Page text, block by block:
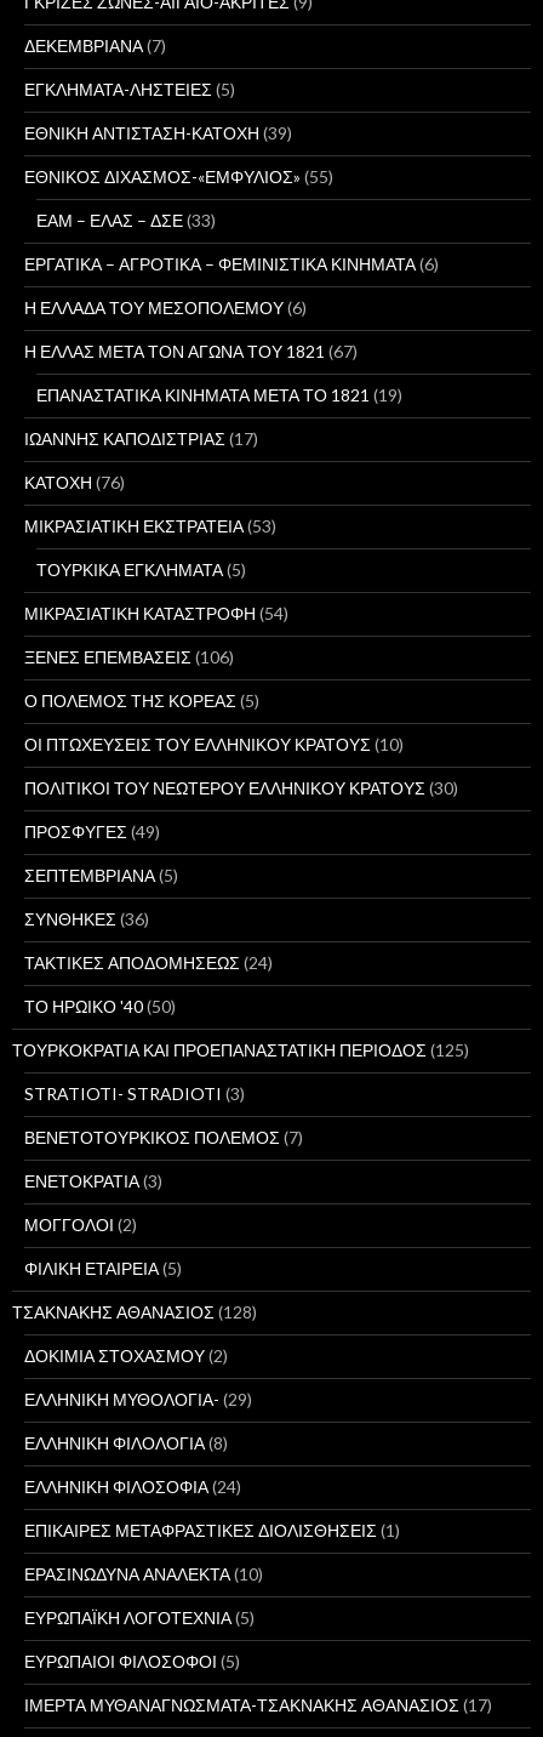
ΔΕΚΕΜΒΡΙΑΝΑ(7)
ΕΓΚΛΗΜΑΤΑ-ΛΗΣΤΕΙΕΣ (5)
ΕΘΝΙΚΗ ΑΝΤΙΣΤΑΣΗ-ΚΑΤΟΧΗ (39)
ΕΘΝΙΚΟΣ ΔΙΧΑΣΜΟΣ-«ΕΜΦΥΛΙΟΣ» (55)
ΕΑΜ – ΕΛΑΣ – ΔΣΕ(33)
ΕΡΓΑΤΙΚΑ – ΑΓΡΟΤΙΚΑ – ΦΕΜΙΝΙΣΤΙΚΑ ΚΙΝΗΜΑΤΑ(6)
Η ΕΛΛΑΔΑ ΤΟΥ ΜΕΣΟΠΟΛΕΜΟΥ(6)
Η ΕΛΛΑΣ ΜΕΤΑ ΤΟΝ ΑΓΩΝΑ ΤΟΥ 1821 (67)
ΕΠΑΝΑΣΤΑΤΙΚΑ ΚΙΝΗΜΑΤΑ ΜΕΤΑ ΤΟ 1821 (19)
ΙΩΑΝΝΗΣ ΚΑΠΟΔΙΣΤΡΙΑΣ (17)
ΚΑΤΟΧΗ (76)
ΜΙΚΡΑΣΙΑΤΙΚΗ ΕΚΣΤΡΑΤΕΙΑ(53)
ΤΟΥΡΚΙΚΑ ΕΓΚΛΗΜΑΤΑ(5)
ΜΙΚΡΑΣΙΑΤΙΚΗ ΚΑΤΑΣΤΡΟΦΗ (54)
ΞΕΝΕΣ ΕΠΕΜΒΑΣΕΙΣ (106)
Ο ΠΟΛΕΜΟΣ ΤΗΣ ΚΟΡΕΑΣ (5)
ΟΙ ΠΤΩΧΕΥΣΕΙΣ ΤΟΥ ΕΛΛΗΝΙΚΟΥ ΚΡΑΤΟΥΣ (10)
ΠΟΛΙΤΙΚΟΙ ΤΟΥ ΝΕΩΤΕΡΟΥ ΕΛΛΗΝΙΚΟΥ ΚΡΑΤΟΥΣ (30)
ΠΡΟΣΦΥΓΕΣ (49)
ΣΕΠΤΕΜΒΡΙΑΝΑ(5)
ΣΥΝΘΗΚΕΣ (36)
ΤΑΚΤΙΚΕΣ ΑΠΟΔΟΜΗΣΕΩΣ (24)
ΤΟ ΗΡΩΙΚΟ '40(50)
ΤΟΥΡΚΟΚΡΑΤΙΑ ΚΑΙ ΠΡΟΕΠΑΝΑΣΤΑΤΙΚΗ ΠΕΡΙΟΔΟΣ (125)
STRATIOTI- STRADIOTI (3)
ΒΕΝΕΤΟΤΟΥΡΚΙΚΟΣ ΠΟΛΕΜΟΣ (7)
ΕΝΕΤΟΚΡΑΤΙΑ(3)
ΜΟΓΓΟΛΟΙ (2)
ΦΙΛΙΚΗ ΕΤΑΙΡΕΙΑ(5)
ΤΣΑΚΝΑΚΗΣ ΑΘΑΝΑΣΙΟΣ (128)
ΔΟΚΙΜΙΑ ΣΤΟΧΑΣΜΟΥ(2)
ΕΛΛΗΝΙΚΗ ΜΥΘΟΛΟΓΙΑ- (29)
ΕΛΛΗΝΙΚΗ ΦΙΛΟΛΟΓΙΑ(8)
ΕΛΛΗΝΙΚΗ ΦΙΛΟΣΟΦΙΑ(24)
ΕΠΙΚΑΙΡΕΣ ΜΕΤΑΦΡΑΣΤΙΚΕΣ ΔΙΟΛΙΣΘΗΣΕΙΣ (1)
ΕΡΑΣΙΝΩΔΥΝΑ ΑΝΑΛΕΚΤΑ(10)
ΕΥΡΩΠΑΪΚΗ ΛΟΓΟΤΕΧΝΙΑ(5)
ΕΥΡΩΠΑΙΟΙ ΦΙΛΟΣΟΦΟΙ (5)
ΙΜΕΡΤΑ ΜΥΘΑΝΑΓΝΩΣΜΑΤΑ-ΤΣΑΚΝΑΚΗΣ ΑΘΑΝΑΣΙΟΣ (17)